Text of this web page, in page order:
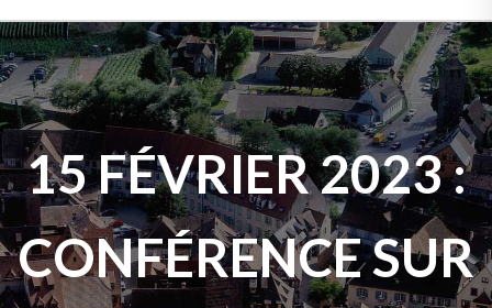
15 FÉVRIER 2023 :
CONFÉRENCE SUR